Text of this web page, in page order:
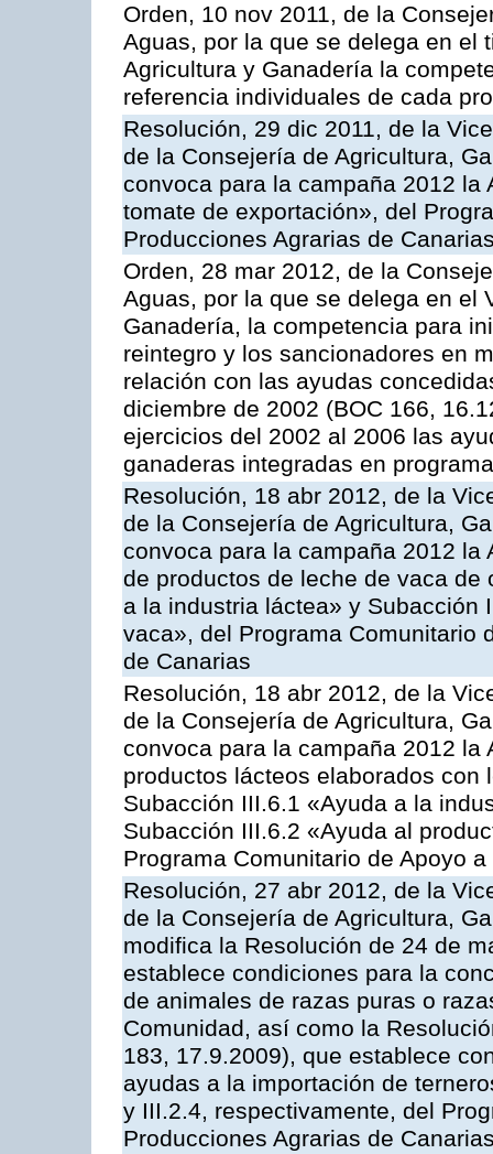
Orden, 10 nov 2011, de la
Aguas, por la que se delega en el
Agricultura y Ganadería la
referencia individuales de cada
Resolución, 29 dic 2011, de la
de la Consejería de Agricultura,
convoca para la campaña 2012
tomate de exportación», del
Producciones Agrarias de
Orden, 28 mar 2012, de la
Aguas, por la que se delega en el
Ganadería, la competencia para
reintegro y los sancionadores en
relación con las ayudas
diciembre de 2002 (BOC 166,
ejercicios del 2002 al 2006 las
ganaderas integradas en
Resolución, 18 abr 2012, de la
de la Consejería de Agricultura,
convoca para la campaña 2012
de productos de leche de vaca
a la industria láctea» y Subacción
vaca», del Programa Comunitario
de Canarias
Resolución, 18 abr 2012, de la
de la Consejería de Agricultura,
convoca para la campaña 2012
productos lácteos elaborados
Subacción III.6.1 «Ayuda a la
Subacción III.6.2 «Ayuda al
Programa Comunitario de Apoyo
Resolución, 27 abr 2012, de la
de la Consejería de Agricultura,
modifica la Resolución de 24 de
establece condiciones para la
de animales de razas puras o
Comunidad, así como la
183, 17.9.2009), que establece
ayudas a la importación de
y III.2.4, respectivamente, del
Producciones Agrarias de